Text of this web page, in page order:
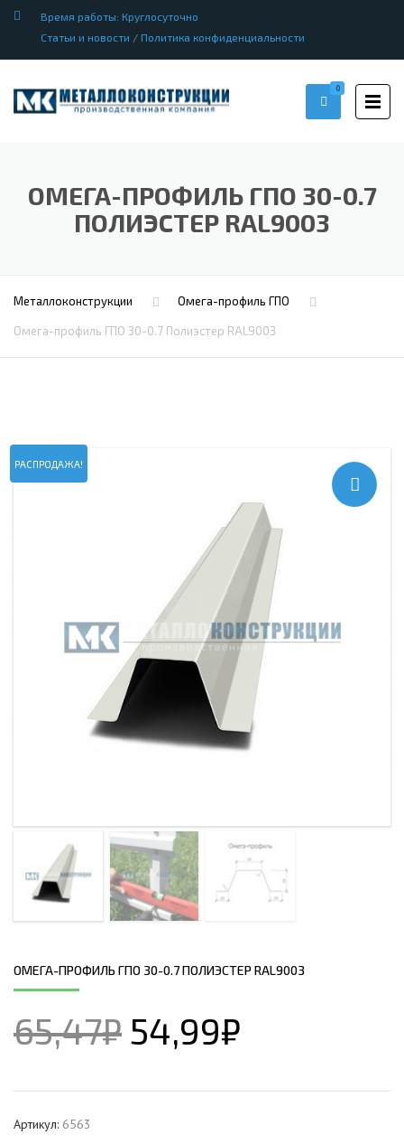
Время работы: Круглосуточно
Статьи и новости / Политика конфиденциальности
0
ОМЕГА-ПРОФИЛЬ ГПО 30-0.7
ПОЛИЭСТЕР RAL9003
Металлоконструкции Омега-профиль ГПО
Омега-профиль ГПО 30-0.7 Полиэстер RAL9003
РАСПРОДАЖА!
ОМЕГА-ПРОФИЛЬ ГПО 30-0.7 ПОЛИЭСТЕР RAL9003
65,47₽ 54,99₽
Артикул: 6563